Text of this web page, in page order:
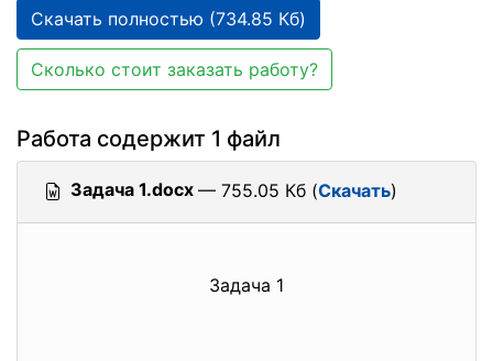
Скачать полностью (734.85 Кб)
Сколько стоит заказать работу?
Работа содержит 1 файл
Задача 1.docx — 755.05 Кб (Скачать)
Задача 1